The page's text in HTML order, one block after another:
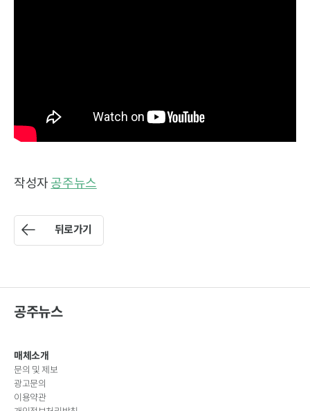
작성자 공주뉴스
뒤로가기
공주뉴스
매체소개
문의 및 제보
광고문의
이용약관